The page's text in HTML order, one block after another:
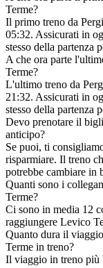
Terme?
Il primo treno da
05:32. Assicurati in
stesso della partenza
A che ora parte
Terme?
L'ultimo treno da
21:32. Assicurati in
stesso della partenza
Devo prenotare il
anticipo?
Se puoi, ti
risparmiare. Il treno
potrebbe cambiare in
Quanti sono i
Terme?
Ci sono in media 12
raggiungere Levico
Quanto dura il
Terme in treno?
Il viaggio in treno più